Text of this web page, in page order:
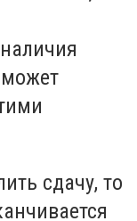
сдачу, то